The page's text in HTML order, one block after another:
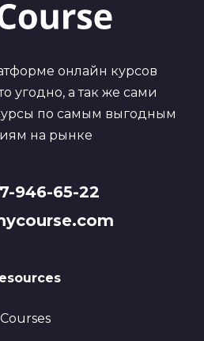
онлайн курсов
угодно, а так же сами
по самым выгодным
на рынке
946-65-22
Courses